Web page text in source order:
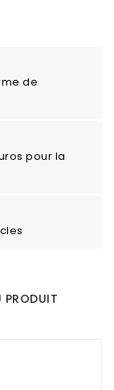
de
pour la
PRODUIT